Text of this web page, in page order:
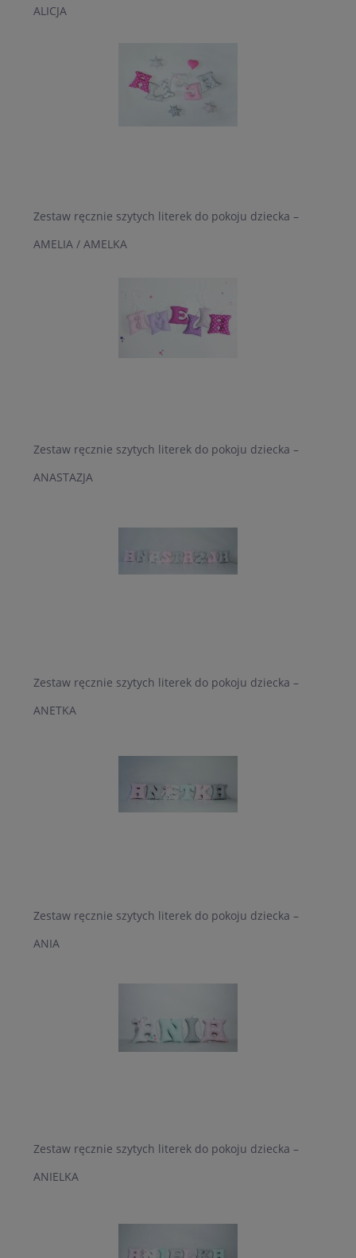
ALICJA
Zestaw ręcznie szytych literek do pokoju dziecka –
AMELIA / AMELKA
Zestaw ręcznie szytych literek do pokoju dziecka –
ANASTAZJA
Zestaw ręcznie szytych literek do pokoju dziecka –
ANETKA
Zestaw ręcznie szytych literek do pokoju dziecka –
ANIA
Zestaw ręcznie szytych literek do pokoju dziecka –
ANIELKA